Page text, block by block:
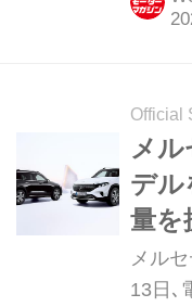
Official
メ
デル
量を
ザ
シュ
メル
13日､